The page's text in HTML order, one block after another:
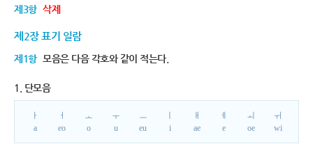
제3항 삭제
제2장 표기 일람
제1항 모음은 다음 각호와 같이 적는다.
1. 단모음
ㅏ
a
ㅓ
eo
ㅗ
o
ㅜ
u
ㅡ
eu
i
ㅐ
ae
ㅔ
e
ㅚ
oe
ㅟ
wi